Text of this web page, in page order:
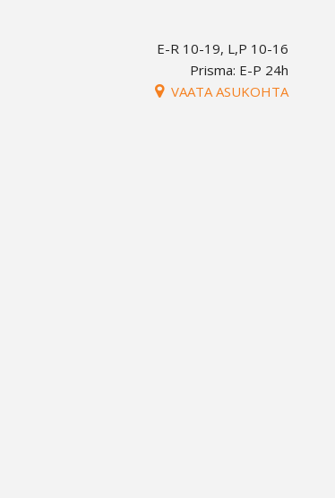
E-R 10-19, L,P 10-16
Prisma: E-P 24h
VAATA ASUKOHTA